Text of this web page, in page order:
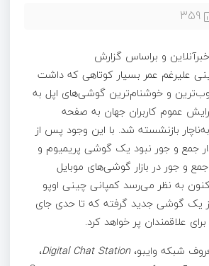
359
و براساس گزارش
علیرغم عمر بسیار کوتاهی که داشت
و خوشنام‌ترین گوشی‌های اپل به
عموم کاربران جهان به صفحه
بازنشسته شد. با این وجود پس از
جمع و جور نبود یک گوشی پریمیوم و
جمع و جور در بازار گوشی‌های موبایل
به نظر می‌رسد کمپانی چینی اوپو
یک گوشی جدید گرفته که تا حدی جای
علاقمندان پر خواهد کرد.
شبکه وایبو،Digital Chat Station،